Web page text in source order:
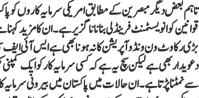
تاہم بعض دیگر مبصرین کے مطابق امریکی سرمایہ کاروں کو
قوانین کو انویسٹمنٹ فرینڈلی بنانا ناگزیر ہے۔ ان کا
بڑی رکاوٹ ون ونڈو آپریشن کا نہ ہونا بھی ہے ایس آئی
سے نمٹنا پڑتا ہے۔ ان حالات میں پاکستان میں بیرونی